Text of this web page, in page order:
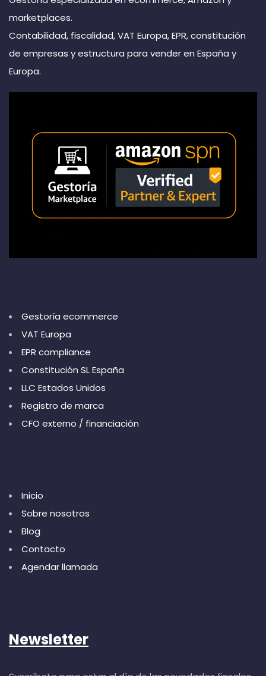
marketplaces.
Contabilidad, fiscalidad, VAT Europa, EPR, constitución
de empresas y estructura para vender en España y
Europa.
Gestoría ecommerce
VAT Europa
EPR compliance
Constitución SL España
LLC Estados Unidos
Registro de marca
CFO externo / financiación
Inicio
Sobre nosotros
Blog
Contacto
Agendar llamada
Newsletter